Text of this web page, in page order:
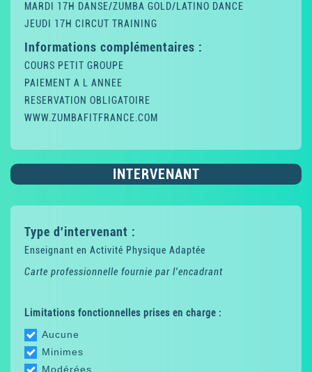
MARDI 17H DANSE/ZUMBA GOLD/LATINO DANCE
JEUDI 17H CIRCUT TRAINING
Informations complémentaires :
COURS PETIT GROUPE
PAIEMENT A L ANNEE
RESERVATION OBLIGATOIRE
WWW.ZUMBAFITFRANCE.COM
INTERVENANT
Type d'intervenant :
Enseignant en Activité Physique Adaptée
Carte professionnelle fournie par l'encadrant
Limitations fonctionnelles prises en charge :
Aucune
Minimes
Modérées